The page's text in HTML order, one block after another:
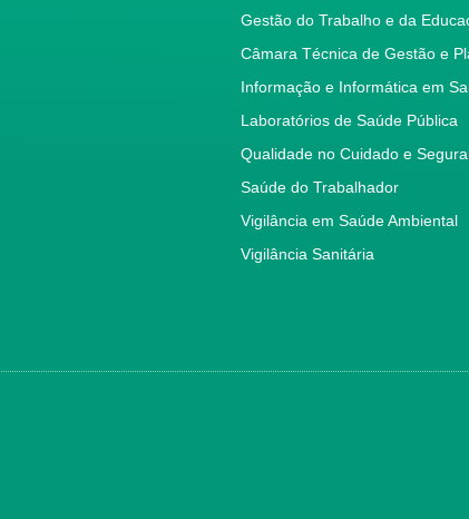
Gestão do Trabalho e da
Câmara Técnica de Gestão e
Informação e Informática em
Laboratórios de Saúde Pública
Qualidade no Cuidado e
Saúde do Trabalhador
Vigilância em Saúde Ambiental
Vigilância Sanitária